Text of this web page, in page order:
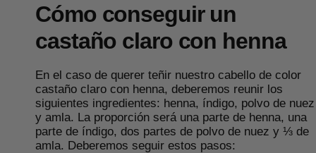
Cómo conseguir un
castaño claro con henna
En el caso de querer teñir nuestro cabello de color
castaño claro con henna, deberemos reunir los
siguientes ingredientes: henna, índigo, polvo de nuez
y amla. La proporción será una parte de henna, una
parte de índigo, dos partes de polvo de nuez y ⅓ de
amla. Deberemos seguir estos pasos: